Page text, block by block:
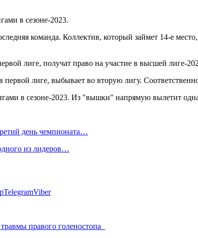
в сезоне-2023.
команда. Коллектив, который займет 14-е
лиге, получат право на участие в высшей лиге-
лиге, выбывает во вторую лигу.
день чемпионата…
из лидеров…
TelegramViber
правого голеностопа